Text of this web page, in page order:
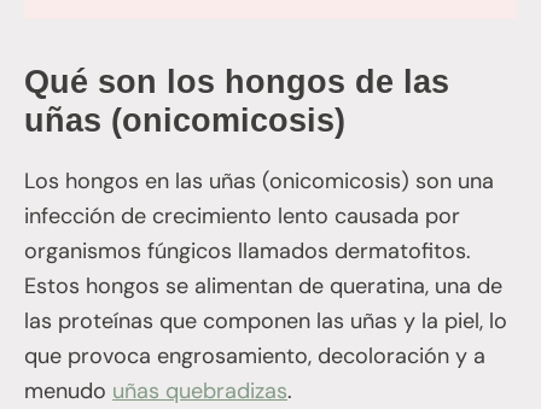
Qué son los hongos de las
uñas (onicomicosis)
Los hongos en las uñas (onicomicosis) son una
infección de crecimiento lento causada por
organismos fúngicos llamados dermatofitos.
Estos hongos se alimentan de queratina, una de
las proteínas que componen las uñas y la piel, lo
que provoca engrosamiento, decoloración y a
menudo uñas quebradizas.